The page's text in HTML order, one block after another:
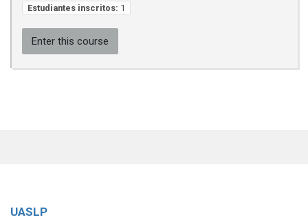
Estudiantes inscritos: 1
Enter this course
UASLP